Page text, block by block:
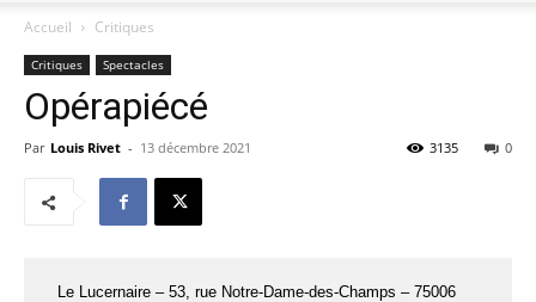
Accueil Critiques
Critiques Spectacles
Opérapiécé
Par Louis Rivet - 13 décembre 2021 0
3135
Le Lucernaire – 53, rue Notre-Dame-des-Champs – 75006